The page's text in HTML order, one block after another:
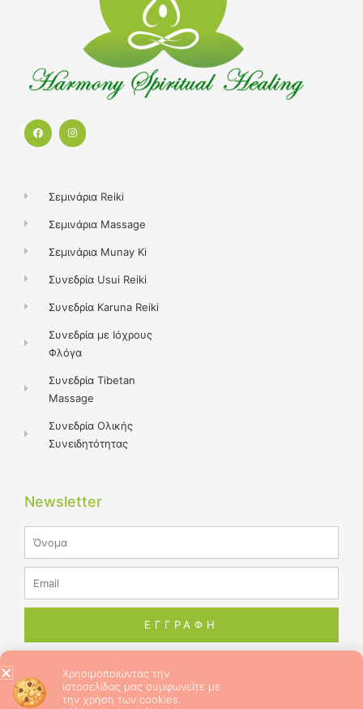
F
a
I
n
m
Σεμινάρια Reiki
Σεμινάρια Massage
Σεμινάρια Munay Ki
Συνεδρία Usui Reiki
Συνεδρία Karuna Reiki
Συνεδρία με Ιόχρους
Φλόγα
Συνεδρία Tibetan
Massage
Συνεδρία Ολικής
Συνειδητότητας
Newsletter
ΕΓΓΡΑΦΗ
© 2026 ALL RIGHTS RESERVED​
Χρησιμοποιώντας την
ιστοσελίδας μας συμφωνείτε με
την χρήση των cookies.